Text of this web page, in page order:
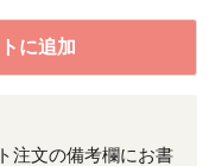
に追加
注文の備考欄にお書